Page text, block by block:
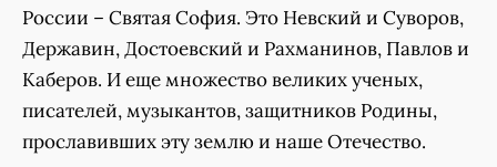
России – Святая София. Это Невский и Суворов,
Державин, Достоевский и Рахманинов, Павлов и
Каберов. И еще множество великих ученых,
писателей, музыкантов, защитников Родины,
прославивших эту землю и наше Отечество.